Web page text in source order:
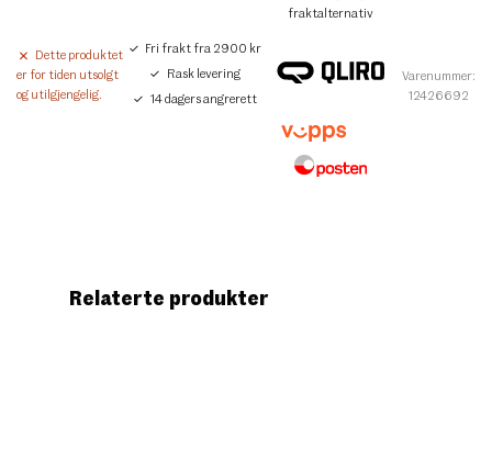
Dette produktet
er for tiden utsolgt
og utilgjengelig.
Fri frakt fra 2900 kr
Rask levering
14 dagers angrerett
fraktalternativ
Varenummer:
12426692
Relaterte produkter